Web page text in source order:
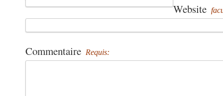
Website
Commentaire Requis: